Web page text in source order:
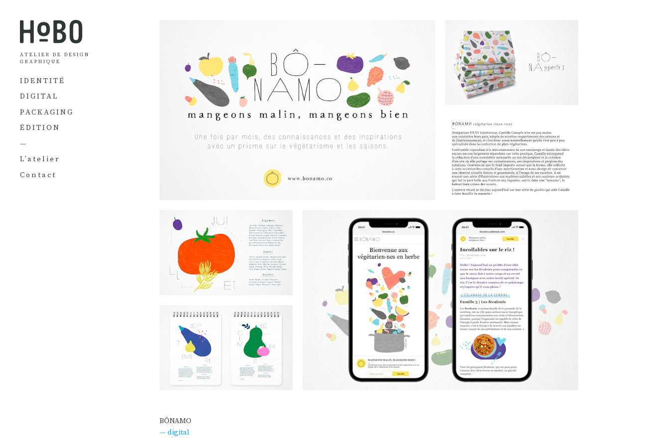
ATELIER DE DESIGN
GRAPHIQUE
IDENTITÉ
DIGITAL
PACKAGING
ÉDITION
—
L’atelier
Contact
BÔNAMO
— digital